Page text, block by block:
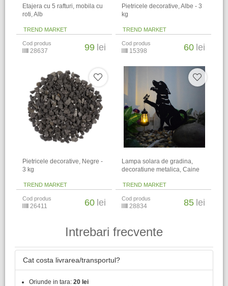
Etajera cu 5 rafturi, mobila cu
roti, Alb
TREND MARKET
Cod produs
28637 99 lei
Pietricele decorative, Albe - 3
kg
TREND MARKET
Cod produs
15398 60 lei
Pietricele decorative, Negre -
3 kg
TREND MARKET
Cod produs
26411 60 lei
Lampa solara de gradina,
decoratiune metalica, Caine
TREND MARKET
Cod produs
28834 85 lei
Intrebari frecvente
Cat costa livrarea/transportul?
Oriunde in tara: 20 lei